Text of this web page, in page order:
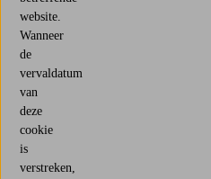
website.
Wanneer
de
vervaldatum
van
deze
cookie
is
verstreken,